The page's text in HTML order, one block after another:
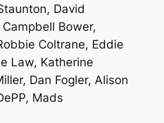
David
Bower,
Coltrane, Eddie
Law, Katherine
Dan Fogler, Alison
Mads